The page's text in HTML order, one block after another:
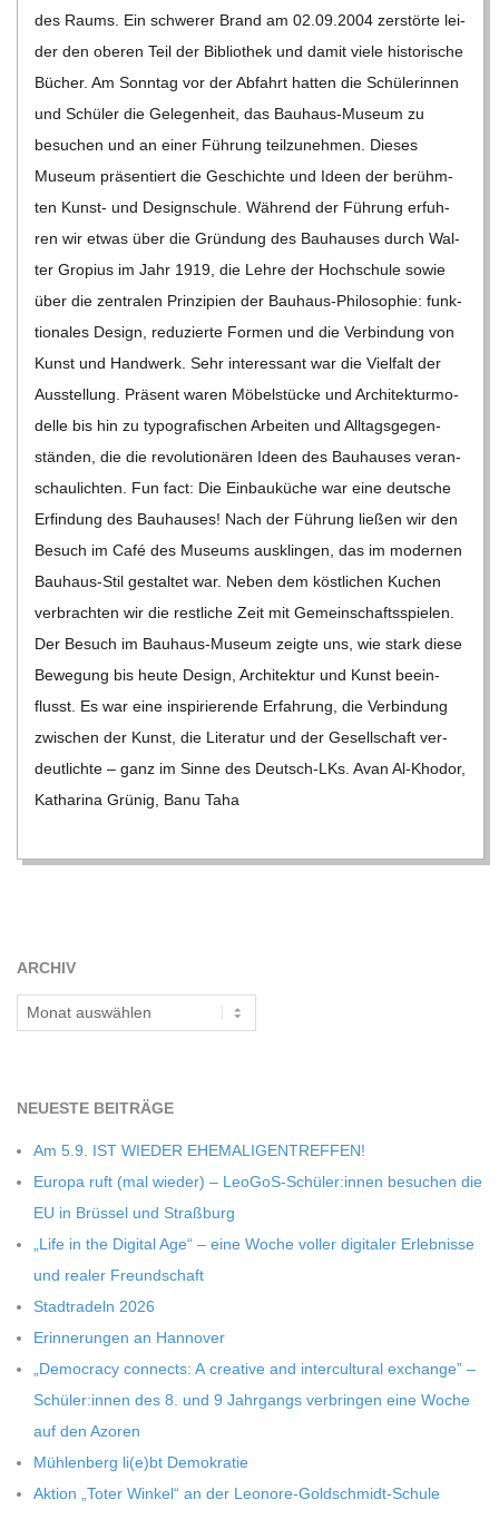
des Raums. Ein schwe­rer Brand am 02.09.2004 zer­störte lei­
der den obe­ren Teil der Biblio­thek und damit viele his­to­ri­sche
Bücher. Am Sonn­tag vor der Abfahrt hat­ten die Schü­le­rin­nen
und Schü­ler die Gele­gen­heit, das Bau­haus-Museum zu
besu­chen und an einer Füh­rung teil­zu­neh­men. Die­ses
Museum prä­sen­tiert die Geschichte und Ideen der berühm­
ten Kunst- und Design­schule. Wäh­rend der Füh­rung erfuh­
ren wir etwas über die Grün­dung des Bau­hau­ses durch Wal­
ter Gro­pius im Jahr 1919, die Lehre der Hoch­schule sowie
über die zen­tra­len Prin­zi­pien der Bau­haus-Phi­­lo­­so­­phie: funk­
tio­na­les Design, redu­zierte For­men und die Ver­bin­dung von
Kunst und Hand­werk. Sehr inter­es­sant war die Viel­falt der
Aus­stel­lung. Prä­sent waren Möbel­stü­cke und Archi­tek­tur­mo­
delle bis hin zu typo­gra­fi­schen Arbei­ten und All­tags­ge­gen­
stän­den, die die revo­lu­tio­nä­ren Ideen des Bau­hau­ses ver­an­
schau­lich­ten. Fun fact: Die Ein­bau­kü­che war eine deut­sche
Erfin­dung des Bau­hau­ses! Nach der Füh­rung lie­ßen wir den
Besuch im Café des Muse­ums aus­klin­gen, das im moder­nen
Bau­haus-Stil gestal­tet war. Neben dem köst­li­chen Kuchen
ver­brach­ten wir die rest­li­che Zeit mit Gemein­schafts­spie­len.
Der Besuch im Bau­haus-Museum zeigte uns, wie stark diese
Bewe­gung bis heute Design, Archi­tek­tur und Kunst beein­
flusst. Es war eine inspi­rie­rende Erfah­rung, die Ver­bin­dung
zwi­schen der Kunst, die Lite­ra­tur und der Gesell­schaft ver­
deut­lichte – ganz im Sinne des Deutsch-LKs. Avan Al-Kho­­dor,
Katha­rina Grü­nig, Banu Taha
ARCHIV
Archiv
NEU­ESTE BEITRÄGE
Am 5.9. IST WIEDER EHEMALIGENTREFFEN!
Europa ruft (mal wie­der) – LeoGoS-Schüler:innen besu­chen die
EU in Brüs­sel und Straßburg
„Life in the Digi­tal Age“ – eine Woche vol­ler digi­ta­ler Erleb­nisse
und rea­ler Freundschaft
Stadt­ra­deln 2026
Erin­ne­run­gen an Hannover
„Demo­cracy con­nects: A crea­tive and inter­cul­tu­ral exch­ange” –
Schüler:innen des 8. und 9 Jahr­gangs ver­brin­gen eine Woche
auf den Azoren
Müh­len­berg li(e)bt Demokratie
Aktion „Toter Win­kel“ an der Leonore-Goldschmidt-Schule